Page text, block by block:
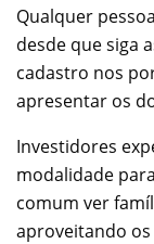
Qualquer
desde que siga
cadastro nos
apresentar os
Investidores
modalidade
comum ver
aproveitando